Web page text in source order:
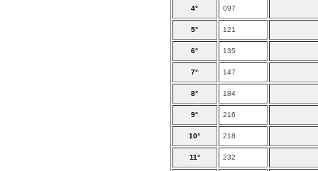
4° 097
5° 121
6° 135
7° 147
8° 184
9° 216
10° 218
11° 232